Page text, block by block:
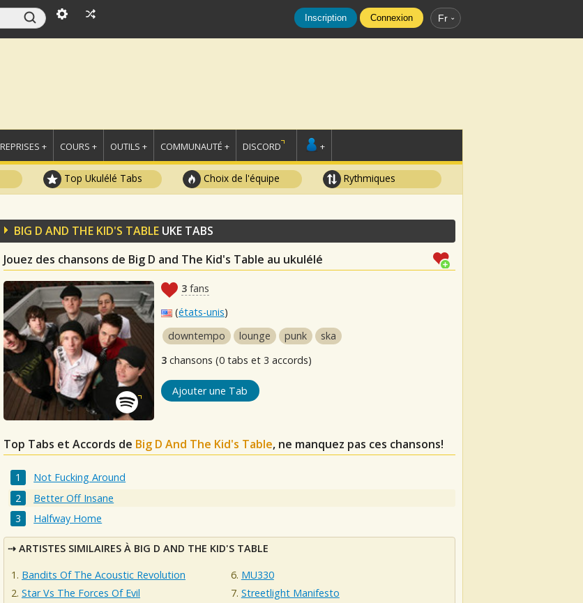
Inscription Connexion Fr
REPRISES + COURS + OUTILS + COMMUNAUTÉ + DISCORD +
Top Ukulélé Tabs Choix de l'équipe Rythmiques
BIG D AND THE KID'S TABLE UKE TABS
Jouez des chansons de Big D and The Kid's Table au ukulélé
3 fans
(états-unis)
downtempo
lounge punk
ska
3 chansons (0 tabs et 3 accords)
Ajouter une Tab
Top Tabs et Accords de Big D And The Kid's Table, ne manquez pas ces chansons!
Not Fucking Around
Better Off Insane
Halfway Home
ARTISTES SIMILAIRES À BIG D AND THE KID'S TABLE
Bandits Of The Acoustic Revolution
Star Vs The Forces Of Evil
MU330
Streetlight Manifesto